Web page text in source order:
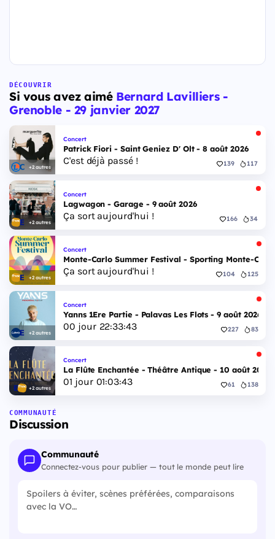
DÉCOUVRIR
Si vous avez aimé Bernard Lavilliers -
Grenoble - 29 janvier 2027
+2 autres
Concert
Patrick Fiori - Saint Geniez D' Olt - 8 août 2026
C'est déjà passé ! 139 117
+2 autres
Concert
Lagwagon - Garage - 9 août 2026
Ça sort aujourd'hui ! 166 34
+2 autres
Concert
Monte-Carlo Summer Festival - Sporting Monte-
Ça sort aujourd'hui ! 104 125
+2 autres
Concert
Yanns 1Ere Partie - Palavas Les Flots - 9 août 2026
00 jour 22:33:42 227 83
+2 autres
Concert
La Flûte Enchantée - Théâtre Antique - 10 août 2026
01 jour 01:03:42 61 138
COMMUNAUTÉ
Discussion
Communauté
Connectez-vous pour publier — tout le monde peut lire